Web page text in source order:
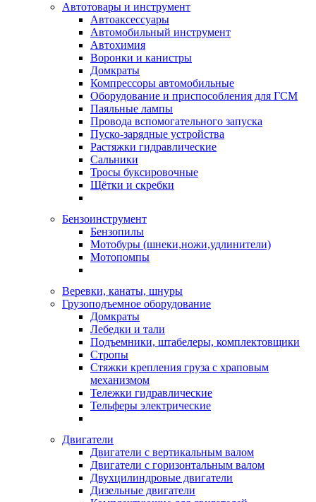
Автотовары и инструмент
Автоаксессуары
Автомобильный инструмент
Автохимия
Воронки и канистры
Домкраты
Компрессоры автомобильные
Оборудование и приспособления для ГСМ
Паяльные лампы
Провода вспомогательного запуска
Пуско-зарядные устройства
Растяжки гидравлические
Сальники
Тросы буксировочные
Щётки и скребки
Бензоинструмент
Бензопилы
Мотобуры (шнеки,ножи,удлинители)
Мотопомпы
Веревки, канаты, шнуры
Грузоподъемное оборудование
Домкраты
Лебедки и тали
Подъемники, штабелеры, комплектовщики
Стропы
Стяжки крепления груза с храповым
механизмом
Тележки гидравлические
Тельферы электрические
Двигатели
Двигатели с вертикальным валом
Двигатели с горизонтальным валом
Двухцилиндровые двигатели
Дизельные двигатели